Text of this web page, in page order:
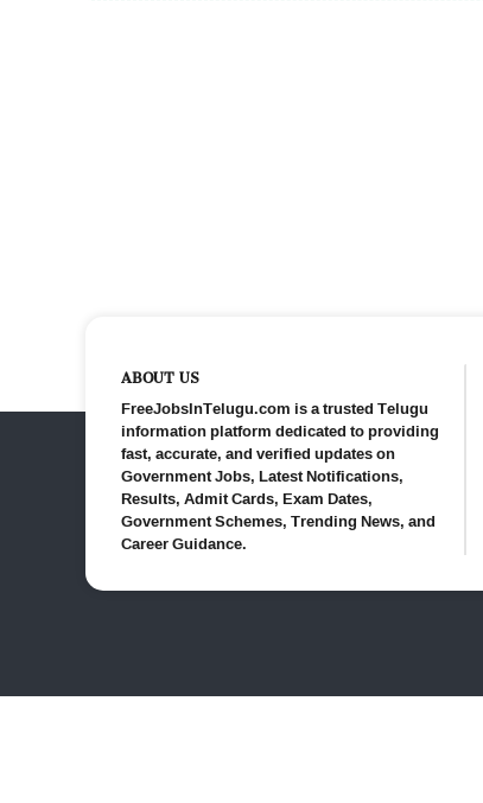
ABOUT US
FreeJobsInTelugu.com is a trusted Telugu
information platform dedicated to providing
fast, accurate, and verified updates on
Government Jobs, Latest Notifications,
Results, Admit Cards, Exam Dates,
Government Schemes, Trending News, and
Career Guidance.